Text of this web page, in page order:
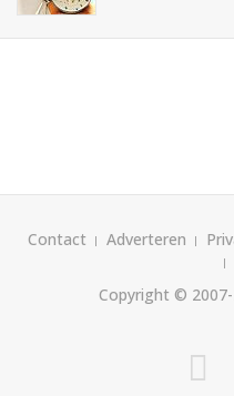
Contact Adverteren
Copyright ©